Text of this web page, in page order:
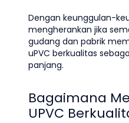
Dengan keunggulan-
mengherankan jika
gudang dan pabrik
uPVC berkualitas
panjang.
Bagaimana
UPVC